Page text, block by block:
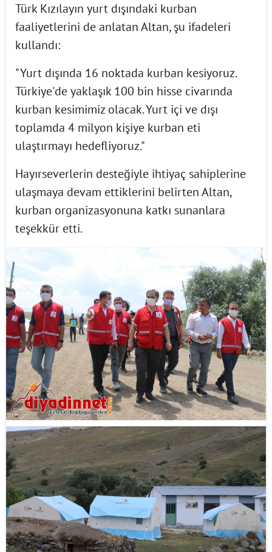
Türk Kızılayın yurt dışındaki kurban
faaliyetlerini de anlatan Altan, şu ifadeleri
kullandı:
"Yurt dışında 16 noktada kurban kesiyoruz.
Türkiye'de yaklaşık 100 bin hisse civarında
kurban kesimimiz olacak. Yurt içi ve dışı
toplamda 4 milyon kişiye kurban eti
ulaştırmayı hedefliyoruz."
Hayırseverlerin desteğiyle ihtiyaç sahiplerine
ulaşmaya devam ettiklerini belirten Altan,
kurban organizasyonuna katkı sunanlara
teşekkür etti.